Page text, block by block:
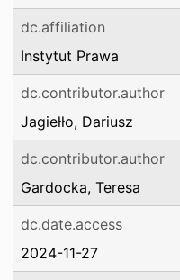
dc.affiliation
Instytut Prawa
dc.contributor.author
Jagiełło, Dariusz
dc.contributor.author
Gardocka, Teresa
dc.date.access
2024-11-27